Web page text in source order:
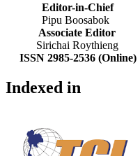
Editor-in-Chief
Pipu Boosabok
Associate Editor
Sirichai Roythieng
ISSN 2985-2536 (Online)
Indexed in